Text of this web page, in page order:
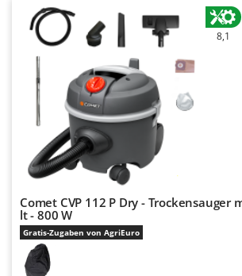
8,1
Comet CVP 112 P Dry - Trockensauger
lt - 800 W
Gratis-Zugaben von AgriEuro